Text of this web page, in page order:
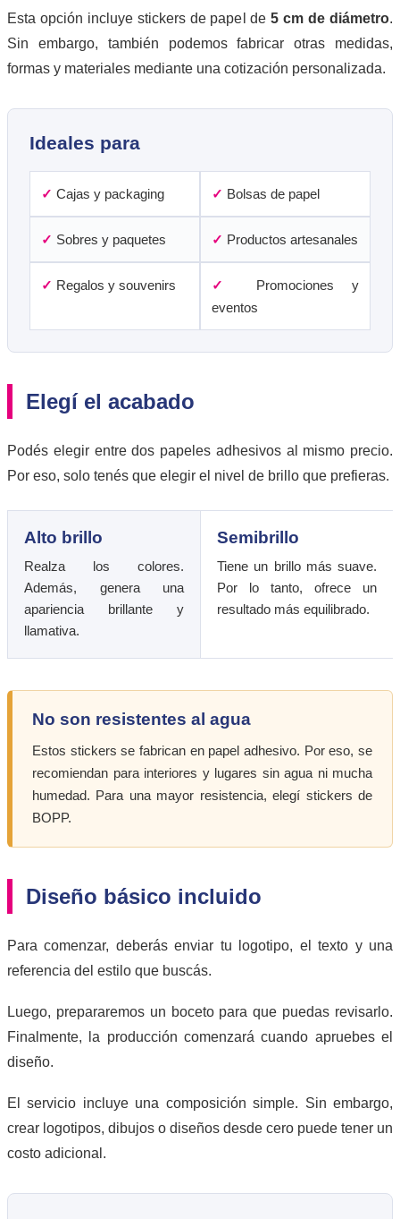
Esta opción incluye stickers de papel de5 cm de diámetro.
Sin embargo, también podemos fabricar otras medidas,
formas y materiales mediante una cotización personalizada.
Ideales para
✓ Cajas y packaging ✓ Bolsas de papel
✓ Sobres y paquetes ✓ Productos artesanales
✓ Regalos y souvenirs ✓
Promociones y
eventos
Elegí el acabado
Podés elegir entre dos papeles adhesivos al mismo precio.
Por eso, solo tenés que elegir el nivel de brillo que prefieras.
Alto brillo
Realza los colores.
Además, genera una
apariencia brillante y
llamativa.
Semibrillo
Tiene un brillo más suave.
Por lo tanto, ofrece un
resultado más equilibrado.
No son resistentes al agua
Estos stickers se fabrican en papel adhesivo. Por eso, se
recomiendan para interiores y lugares sin agua ni mucha
humedad. Para una mayor resistencia, elegí stickers de
BOPP.
Diseño básico incluido
Para comenzar, deberás enviar tu logotipo, el texto y una
referencia del estilo que buscás.
Luego, prepararemos un boceto para que puedas revisarlo.
Finalmente, la producción comenzará cuando apruebes el
diseño.
El servicio incluye una composición simple. Sin embargo,
crear logotipos, dibujos o diseños desde cero puede tener un
costo adicional.